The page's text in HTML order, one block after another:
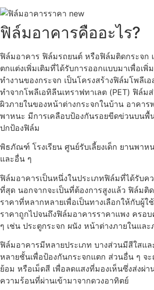
ฟิล์มอาคารคืออะไร?
ฟิล์มอาคาร ฟิล์มรถยนต์ หรือฟิล์มติดกระจก
ตกแต่งเพิ่มเติมที่ได้รับการออกแบบมาเพื่อเ
ทำงานของกระจก เป็นโครงสร้างฟิล์มโพลีเอ
ทำจากโพลีเอทิลีนเทราฟทาเลต (PET) ฟิล์
ผิวภายในของหน้าต่างกระจกในบ้าน อาคา
พาหนะ มีการเคลือบป้องกันรอยขีดข่วนบนพื้
ปกป้องฟิล์ม
พิธภัณฑ์ โรงเรียน ศูนย์รับเลี้ยงเด็ก ยานพาห
และอื่น ๆ
ฟิล์มอาคารเป็นหนึ่งในประเภทฟิล์มที่ได้รับค
ที่สุด นอกจากจะเป็นที่ต้องการสูงแล้ว ฟิล์มติ
ราคาที่หลากหลายเพื่อเป็นทางเลือกให้กับผู้ใ
ราคาถูกไปจนถึงฟิล์มอาคารราคาแพง ครอ
ๆ เช่น ประตูกระจก ผนัง หน้าต่างภายในแล
ฟิล์มอาคารมีหลายประเภท บางส่วนมีสีใสแล
หลายชั้นเพื่อป้องกันกระจกแตก ส่วนอื่น ๆ จ
ย้อม หรือเม็ดสี เพื่อลดแสงที่มองเห็นซึ่งส่งผ่
ความร้อนที่ผ่านเข้ามาจากดวงอาทิตย์